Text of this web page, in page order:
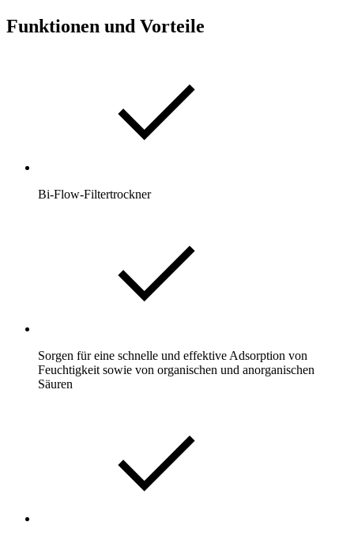
Funktionen und Vorteile
Bi-Flow-Filtertrockner
Sorgen für eine schnelle und effektive Adsorption von
Feuchtigkeit sowie von organischen und anorganischen
Säuren